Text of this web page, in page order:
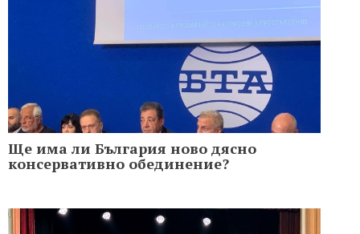
Ще има ли България ново дясно
консервативно обединение?